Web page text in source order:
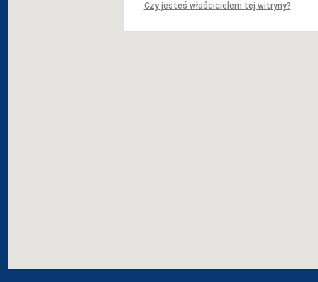
Czy jesteś właścicielem tej witryny?